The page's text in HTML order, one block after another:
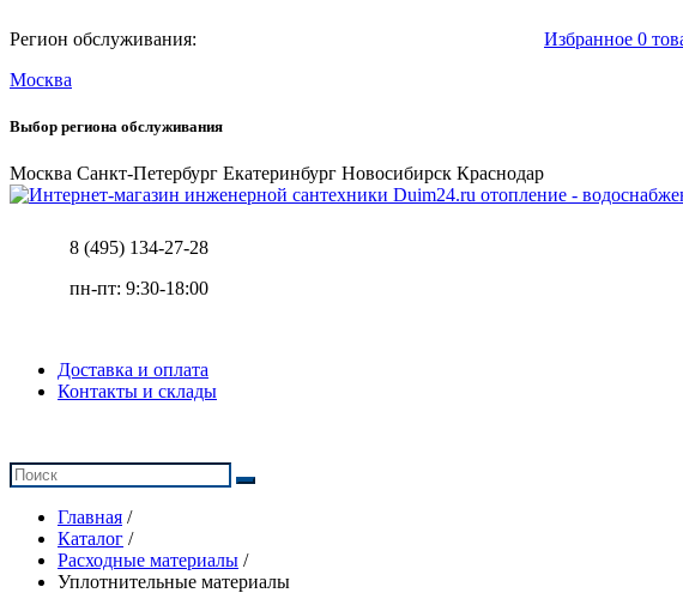
Регион обслуживания:
Москва
Выбор региона обслуживания
Москва Санкт-Петербург Екатеринбург Новосибирск Краснодар
Избранное 0
отопление -
8 (495) 134-27-28
пн-пт: 9:30-18:00
Доставка и оплата
Контакты и склады
Главная /
Каталог /
Расходные материалы /
Уплотнительные материалы